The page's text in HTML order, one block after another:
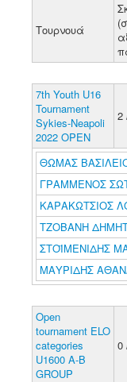
Τουρνουά
7th Youth U16
Tournament
Sykies-Neapoli
2022 OPEN
2
ΘΩΜΑΣ
ΓΡΑΜΜΕΝΟΣ
ΚΑΡΑΚΩΤΣΙΟΣ
ΤΖΟΒΑΝΗ
ΣΤΟΪΜΕΝΙΔΗΣ
ΜΑΥΡΙΔΗΣ
Open
tournament ELO
categories
U1600 A-B
GROUP
0